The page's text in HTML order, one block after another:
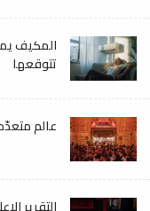
المكيف
تتوقعها
عالم